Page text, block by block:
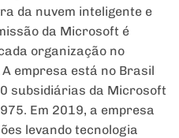
da nuvem inteligente e
da Microsoft é
organização no
empresa está no Brasil
subsidiárias da Microsoft
Em 2019, a empresa
levando tecnologia